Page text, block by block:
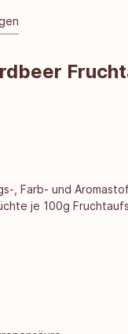
, Farb- und
je 100g